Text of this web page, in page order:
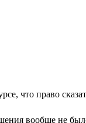
что право
вообще не